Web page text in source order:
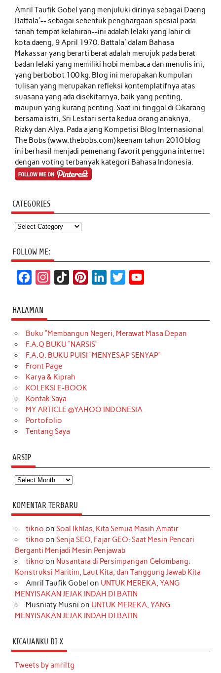
Amril Taufik Gobelyang menjuluki dirinya sebagai Daeng
Battala'-- sebagai sebentuk penghargaan spesial pada
tanah tempat kelahiran--ini adalah lelaki yang lahir di
kota daeng, 9 April 1970. Battala' dalam Bahasa
Makassar yang berarti berat adalah merujuk pada berat
badan lelaki yang memiliki hobi membaca dan menulis ini,
yang berbobot 100 kg. Blog ini merupakan kumpulan
tulisan yang merupakan refleksi kontemplatifnya atas
suasana yang ada disekitarnya, baik yang penting,
maupun yang kurang penting. Saat ini tinggal di Cikarang
bersama istri, Sri Lestari serta kedua orang anaknya,
Rizky dan Alya. Pada ajang Kompetisi Blog Internasional
The Bobs (www.thebobs.com) keenam tahun 2010 blog
ini berhasil menjadi pemenang favorit pengguna internet
dengan voting terbanyak kategori Bahasa Indonesia.
CATEGORIES
Categories
FOLLOW ME:
c
e
b
o
o
k
t
a
g
r
a
m
T
o
k
t
e
r
k
e
d
t
t
e
T
u
b
HALAMAN
Buku “Membangun Negeri, Merawat Masa Depan
F.A.Q BUKU “NARSIS”
F.A.Q. BUKU PUISI “MENYESAP SENYAP”
Front Page
Karya & Kiprah
KOLEKSI E-BOOK
Kontak Saya
MY ARTICLE @YAHOO INDONESIA
Portofolio
Tentang Saya
ARSIP
Arsip
KOMENTAR TERBARU
tikno on Soal Ikhlas, Kita Semua Masih Amatir
tikno on Senja SEO, Fajar GEO: Saat Mesin Pencari
Berganti Menjadi Mesin Penjawab
tikno on Nusantara di Persimpangan Gelombang:
Konstruksi Maritim, Laut Kita, dan Tanggung Jawab Kita
Amril Taufik Gobel on UNTUK MEREKA, YANG
MENYISAKAN JEJAK INDAH DI BATIN
Musniaty Musni on UNTUK MEREKA, YANG
MENYISAKAN JEJAK INDAH DI BATIN
KICAUANKU DI X
Tweets by amriltg